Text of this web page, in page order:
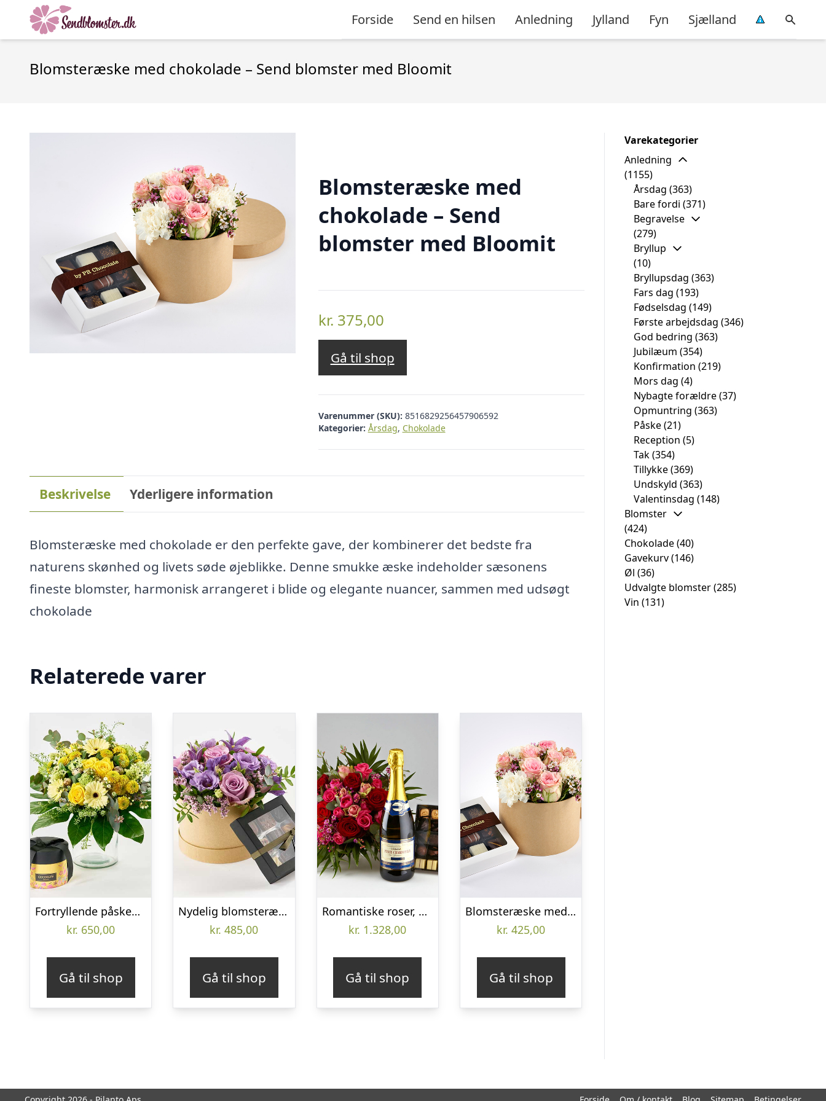
Forside Send en hilsen Anledning Jylland Fyn Sjælland
Blomsteræske med chokolade – Send blomster med Bloomit
Blomsteræske med
chokolade – Send
blomster med Bloomit
kr. 375,00
Gå til shop
Varenummer (SKU): 8516829256457906592
Kategorier: Årsdag, Chokolade
Beskrivelse Yderligere information
Blomsteræske med chokolade er den perfekte gave, der kombinerer det bedste fra
naturens skønhed og livets søde øjeblikke. Denne smukke æske indeholder sæsonens
fineste blomster, harmonisk arrangeret i blide og elegante nuancer, sammen med udsøgt
chokolade
Relaterede varer
Fortryllende påskebuket med chokolade – Send blomster med Bloomit
kr. 650,00
Gå til shop
Nydelig blomsteræske med chokolade – Send blomster med Bloomit
kr. 485,00
Gå til shop
Romantiske roser, mousserende vin og chokolade – Send blomster med Bloomit
kr. 1.328,00
Gå til shop
Blomsteræske med chokolade – Send blomster med Bloomit
kr. 425,00
Gå til shop
Varekategorier
Anledning
(1155)
Årsdag (363)
Bare fordi (371)
Begravelse
(279)
Bryllup
(10)
Bryllupsdag (363)
Fars dag (193)
Fødselsdag (149)
Første arbejdsdag (346)
God bedring (363)
Jubilæum (354)
Konfirmation (219)
Mors dag (4)
Nybagte forældre(37)
Opmuntring (363)
Påske(21)
Reception (5)
Tak(354)
Tillykke(369)
Undskyld (363)
Valentinsdag (148)
Blomster
(424)
Chokolade(40)
Gavekurv(146)
Øl (36)
Udvalgte blomster(285)
Vin (131)